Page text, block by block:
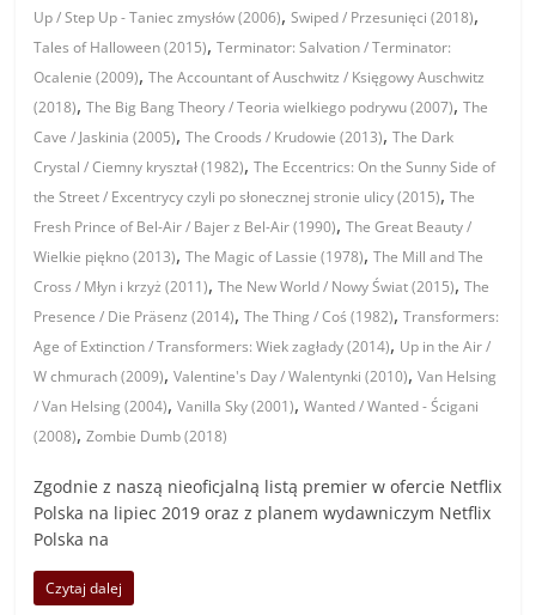
Up / Step Up - Taniec zmysłów (2006),Swiped / Przesunięci (2018),
Tales of Halloween (2015),Terminator: Salvation / Terminator:
Ocalenie (2009),The Accountant of Auschwitz / Księgowy Auschwitz
(2018),The Big Bang Theory / Teoria wielkiego podrywu (2007),The
Cave / Jaskinia (2005),The Croods / Krudowie (2013),The Dark
Crystal / Ciemny kryształ (1982),The Eccentrics: On the Sunny Side of
the Street / Excentrycy czyli po słonecznej stronie ulicy (2015),The
Fresh Prince of Bel-Air / Bajer z Bel-Air (1990),The Great Beauty /
Wielkie piękno (2013),The Magic of Lassie (1978),The Mill and The
Cross / Młyn i krzyż (2011),The New World / Nowy Świat (2015),The
Presence / Die Präsenz (2014),The Thing / Coś (1982),Transformers:
Age of Extinction / Transformers: Wiek zagłady (2014), Up in the Air /
W chmurach (2009),Valentine's Day / Walentynki (2010),Van Helsing
/ Van Helsing (2004),Vanilla Sky (2001),Wanted / Wanted - Ścigani
(2008),Zombie Dumb (2018)
Zgodnie z naszą nieoficjalną listą premier w ofercie Netflix
Polska na lipiec 2019 oraz z planem wydawniczym Netflix
Polska na
Czytaj dalej